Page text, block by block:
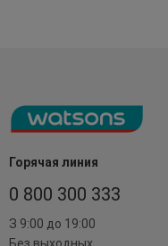
Горячая линия
0 800 300 333
З 9:00 до 19:00